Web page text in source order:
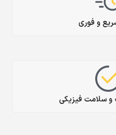
و فوری
و سلامت فیزیکی